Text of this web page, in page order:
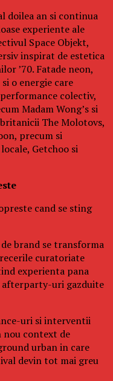
doilea an si continua
experiente ale
Space Objekt,
inspirat de estetica
’70. Fatade neon,
o energie care
colectiv,
Madam Wong’s si
The Molotovs,
precum si
Getchoo si
cand se sting
brand se transforma
curatoriate
experienta pana
uri gazduite
uri si interventii
nou context de
urban in care
devin tot mai greu